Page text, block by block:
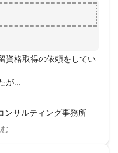
資格取得の依頼をしてい
が
サルティング事務所